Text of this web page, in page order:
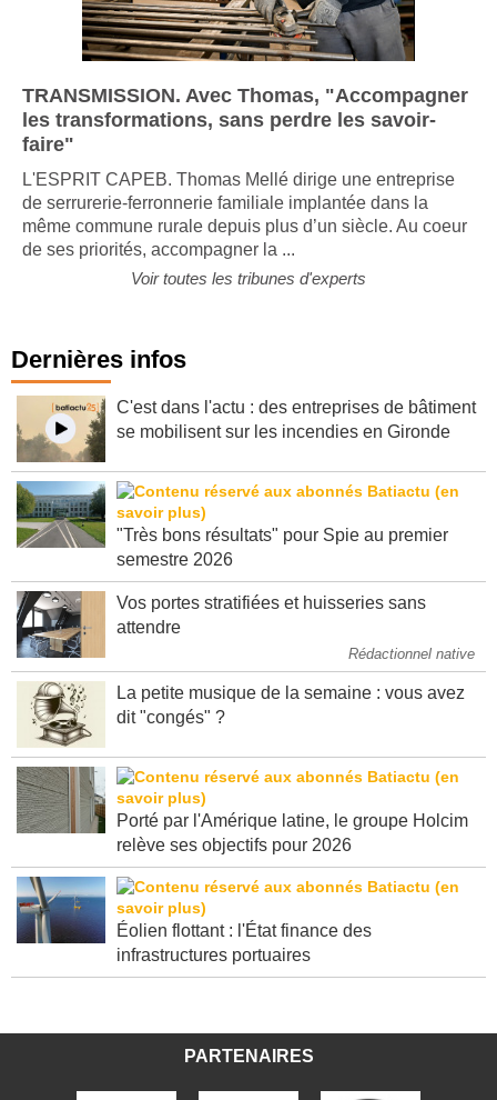
TRANSMISSION. Avec Thomas, "Accompagner
les transformations, sans perdre les savoir-
faire"
L'ESPRIT CAPEB. Thomas Mellé dirige une entreprise
de serrurerie-ferronnerie familiale implantée dans la
même commune rurale depuis plus d’un siècle. Au coeur
de ses priorités, accompagner la ...
Voir toutes les tribunes d'experts
Dernières infos
C'est dans l'actu : des entreprises de bâtiment
se mobilisent sur les incendies en Gironde
"Très bons résultats" pour Spie au premier
semestre 2026
Vos portes stratifiées et huisseries sans
attendre
Rédactionnel native
La petite musique de la semaine : vous avez
dit "congés" ?
Porté par l'Amérique latine, le groupe Holcim
relève ses objectifs pour 2026
Éolien flottant : l'État finance des
infrastructures portuaires
PARTENAIRES